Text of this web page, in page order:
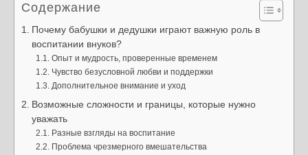
Содержание
Почему бабушки и дедушки играют важную роль в
воспитании внуков?
Опыт и мудрость, проверенные временем
Чувство безусловной любви и поддержки
Дополнительное внимание и уход
Возможные сложности и границы, которые нужно
уважать
Разные взгляды на воспитание
Проблема чрезмерного вмешательства